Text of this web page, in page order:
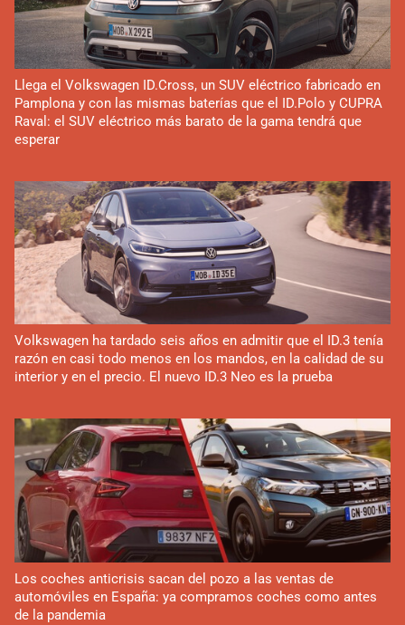
Llega el Volkswagen ID.Cross, un SUV eléctrico fabricado en
Pamplona y con las mismas baterías que el ID.Polo y CUPRA
Raval: el SUV eléctrico más barato de la gama tendrá que
esperar
Volkswagen ha tardado seis años en admitir que el ID.3 tenía
razón en casi todo menos en los mandos, en la calidad de su
interior y en el precio. El nuevo ID.3 Neo es la prueba
Los coches anticrisis sacan del pozo a las ventas de
automóviles en España: ya compramos coches como antes
de la pandemia